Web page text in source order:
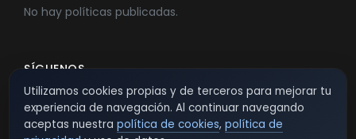
No hay políticas publicadas.
SÍGUENOS
Utilizamos cookies propias y de terceros para mejorar tu
experiencia de navegación. Al continuar navegando
aceptas nuestra política de cookies, política de